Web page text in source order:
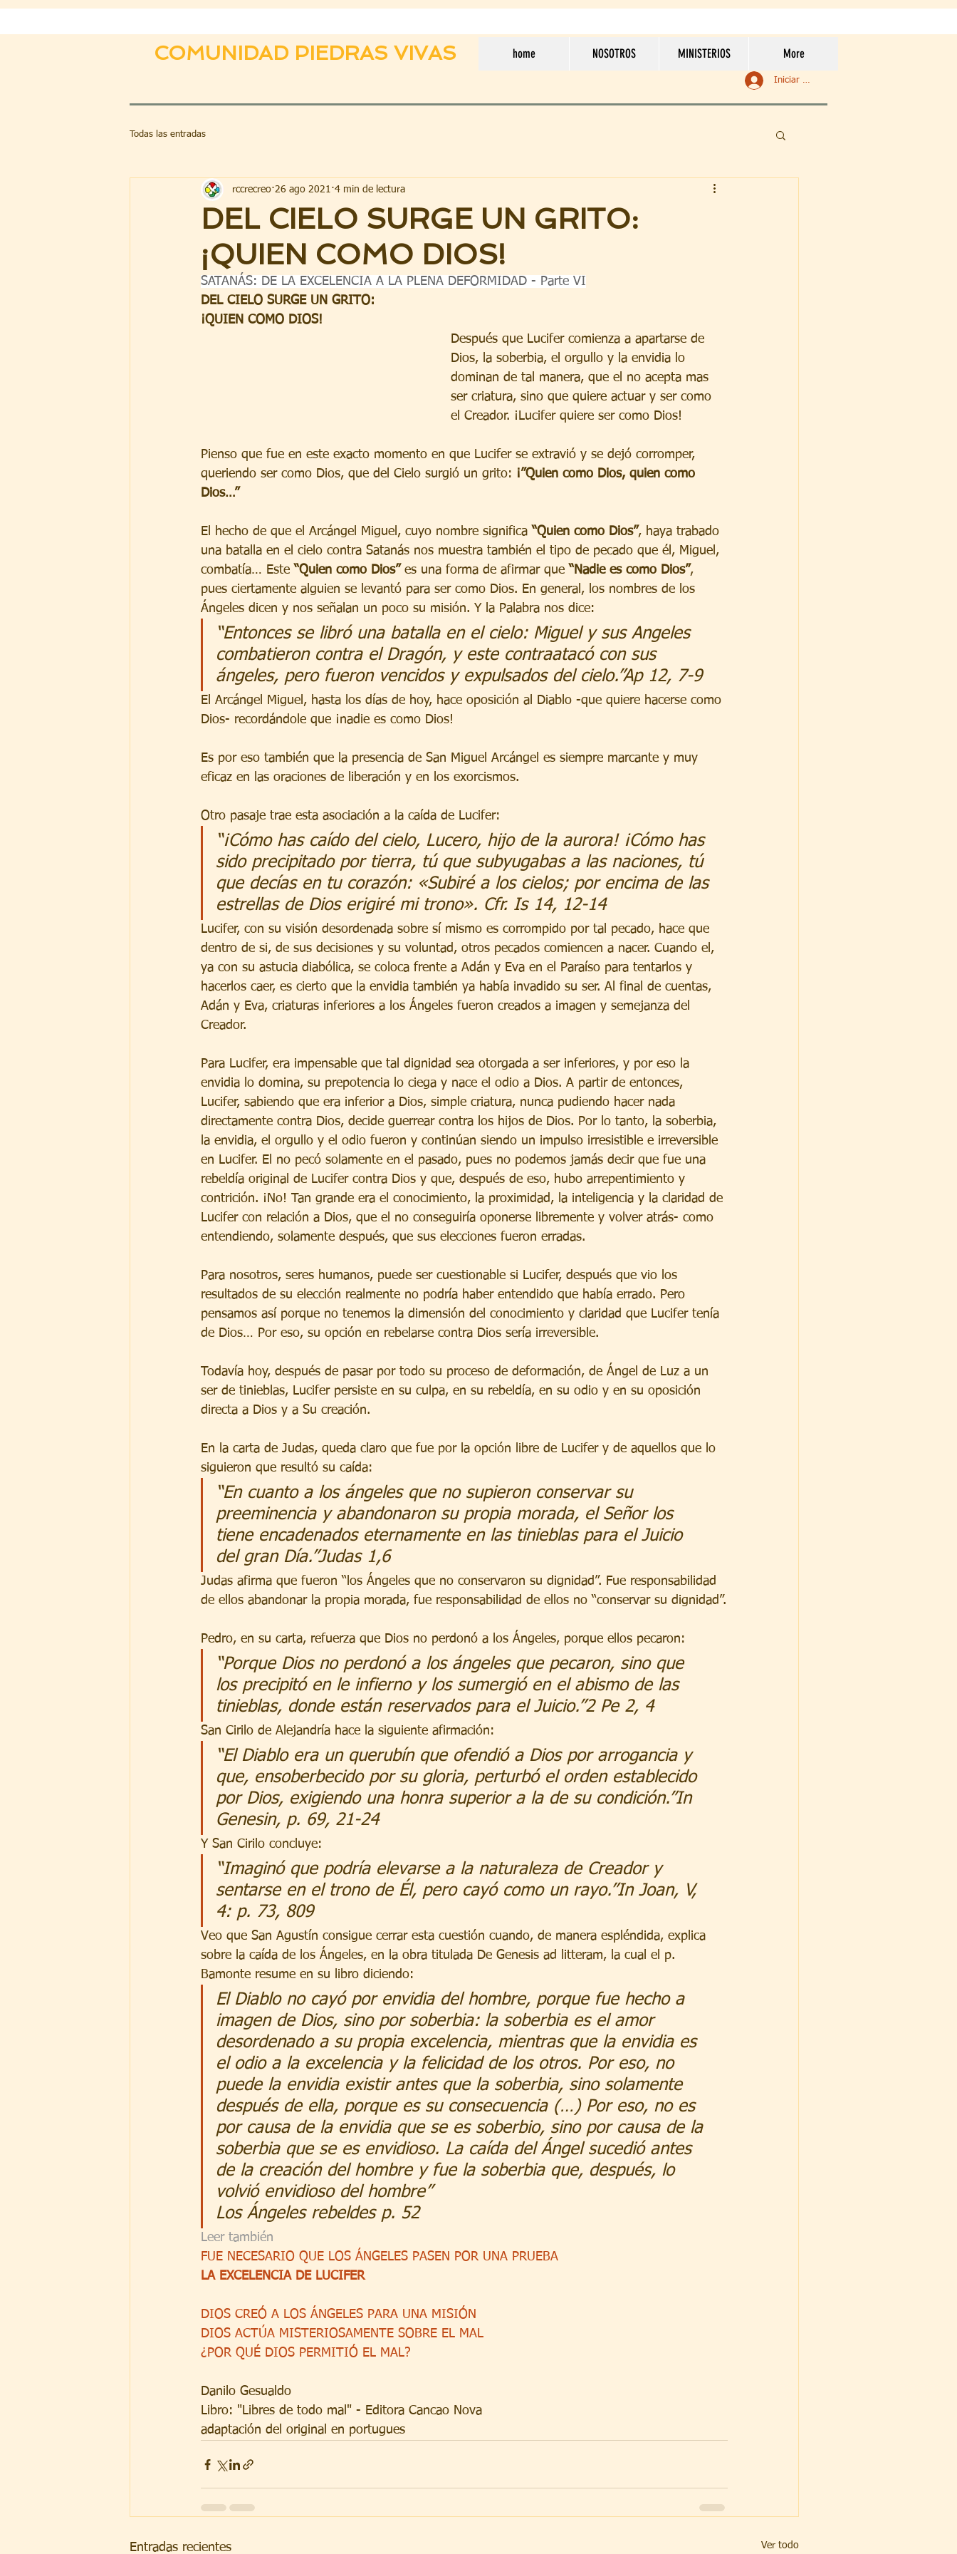
COMUNIDAD PIEDRAS VIVAS home NOSOTROS MINISTERIOS More
Iniciar sesión
Todas las entradas
DEL CIELO SURGE UN GRITO:
¡QUIEN COMO DIOS!
rccrecreo 26 ago 2021 4 min de lectura
SATANÁS: DE LA EXCELENCIA A LA PLENA DEFORMIDAD - Parte VI
DEL CIELO SURGE UN GRITO:
¡QUIEN COMO DIOS!
Después que Lucifer comienza a apartarse de
Dios, la soberbia, el orgullo y la envidia lo
dominan de tal manera, que el no acepta mas
ser criatura, sino que quiere actuar y ser como
el Creador. ¡Lucifer quiere ser como Dios!
Pienso que fue en este exacto momento en que Lucifer se extravió y se dejó corromper,
queriendo ser como Dios, que del Cielo surgió un grito: ¡”Quien como Dios, quien como
Dios…”
El hecho de que el Arcángel Miguel, cuyo nombre significa “Quien como Dios”, haya trabado
una batalla en el cielo contra Satanás nos muestra también el tipo de pecado que él, Miguel,
combatía… Este “Quien como Dios” es una forma de afirmar que “Nadie es como Dios”,
pues ciertamente alguien se levantó para ser como Dios. En general, los nombres de los
Ángeles dicen y nos señalan un poco su misión. Y la Palabra nos dice:
“Entonces se libró una batalla en el cielo: Miguel y sus Angeles
combatieron contra el Dragón, y este contraatacó con sus
ángeles, pero fueron vencidos y expulsados del cielo.”Ap 12, 7-9
El Arcángel Miguel, hasta los días de hoy, hace oposición al Diablo -que quiere hacerse como
Dios- recordándole que ¡nadie es como Dios!
Es por eso también que la presencia de San Miguel Arcángel es siempre marcante y muy
eficaz en las oraciones de liberación y en los exorcismos.
Otro pasaje trae esta asociación a la caída de Lucifer:
“¡Cómo has caído del cielo, Lucero, hijo de la aurora! ¡Cómo has
sido precipitado por tierra, tú que subyugabas a las naciones, tú
que decías en tu corazón: «Subiré a los cielos; por encima de las
estrellas de Dios erigiré mi trono». Cfr. Is 14, 12-14
Lucifer, con su visión desordenada sobre sí mismo es corrompido por tal pecado, hace que
dentro de si, de sus decisiones y su voluntad, otros pecados comiencen a nacer. Cuando el,
ya con su astucia diabólica, se coloca frente a Adán y Eva en el Paraíso para tentarlos y
hacerlos caer, es cierto que la envidia también ya había invadido su ser. Al final de cuentas,
Adán y Eva, criaturas inferiores a los Ángeles fueron creados a imagen y semejanza del
Creador.
Para Lucifer, era impensable que tal dignidad sea otorgada a ser inferiores, y por eso la
envidia lo domina, su prepotencia lo ciega y nace el odio a Dios. A partir de entonces,
Lucifer, sabiendo que era inferior a Dios, simple criatura, nunca pudiendo hacer nada
directamente contra Dios, decide guerrear contra los hijos de Dios. Por lo tanto, la soberbia,
la envidia, el orgullo y el odio fueron y continúan siendo un impulso irresistible e irreversible
en Lucifer. El no pecó solamente en el pasado, pues no podemos jamás decir que fue una
rebeldía original de Lucifer contra Dios y que, después de eso, hubo arrepentimiento y
contrición. ¡No! Tan grande era el conocimiento, la proximidad, la inteligencia y la claridad de
Lucifer con relación a Dios, que el no conseguiría oponerse libremente y volver atrás- como
entendiendo, solamente después, que sus elecciones fueron erradas.
Para nosotros, seres humanos, puede ser cuestionable si Lucifer, después que vio los
resultados de su elección realmente no podría haber entendido que había errado. Pero
pensamos así porque no tenemos la dimensión del conocimiento y claridad que Lucifer tenía
de Dios… Por eso, su opción en rebelarse contra Dios sería irreversible.
Todavía hoy, después de pasar por todo su proceso de deformación, de Ángel de Luz a un
ser de tinieblas, Lucifer persiste en su culpa, en su rebeldía, en su odio y en su oposición
directa a Dios y a Su creación.
En la carta de Judas, queda claro que fue por la opción libre de Lucifer y de aquellos que lo
siguieron que resultó su caída:
“En cuanto a los ángeles que no supieron conservar su
preeminencia y abandonaron su propia morada, el Señor los
tiene encadenados eternamente en las tinieblas para el Juicio
del gran Día.”Judas 1,6
Judas afirma que fueron “los Ángeles que no conservaron su dignidad”. Fue responsabilidad
de ellos abandonar la propia morada, fue responsabilidad de ellos no “conservar su dignidad”.
Pedro, en su carta, refuerza que Dios no perdonó a los Ángeles, porque ellos pecaron:
“Porque Dios no perdonó a los ángeles que pecaron, sino que
los precipitó en le infierno y los sumergió en el abismo de las
tinieblas, donde están reservados para el Juicio.”2 Pe 2, 4
San Cirilo de Alejandría hace la siguiente afirmación:
“El Diablo era un querubín que ofendió a Dios por arrogancia y
que, ensoberbecido por su gloria, perturbó el orden establecido
por Dios, exigiendo una honra superior a la de su condición.”In
Genesin, p. 69, 21-24
Y San Cirilo concluye:
“Imaginó que podría elevarse a la naturaleza de Creador y
sentarse en el trono de Él, pero cayó como un rayo.”In Joan, V,
4: p. 73, 809
Veo que San Agustín consigue cerrar esta cuestión cuando, de manera espléndida, explica
sobre la caída de los Ángeles, en la obra titulada De Genesis ad litteram, la cual el p.
Bamonte resume en su libro diciendo:
El Diablo no cayó por envidia del hombre, porque fue hecho a
imagen de Dios, sino por soberbia: la soberbia es el amor
desordenado a su propia excelencia, mientras que la envidia es
el odio a la excelencia y la felicidad de los otros. Por eso, no
puede la envidia existir antes que la soberbia, sino solamente
después de ella, porque es su consecuencia (…) Por eso, no es
por causa de la envidia que se es soberbio, sino por causa de la
soberbia que se es envidioso. La caída del Ángel sucedió antes
de la creación del hombre y fue la soberbia que, después, lo
volvió envidioso del hombre”
Los Ángeles rebeldes p. 52
Leer también
FUE NECESARIO QUE LOS ÁNGELES PASEN POR UNA PRUEBA
LA EXCELENCIA DE LUCIFER
DIOS CREÓ A LOS ÁNGELES PARA UNA MISIÓN
DIOS ACTÚA MISTERIOSAMENTE SOBRE EL MAL
¿POR QUÉ DIOS PERMITIÓ EL MAL?
Danilo Gesualdo
Libro: "Libres de todo mal" - Editora Cancao Nova
adaptación del original en portugues
Entradas recientes Ver todo